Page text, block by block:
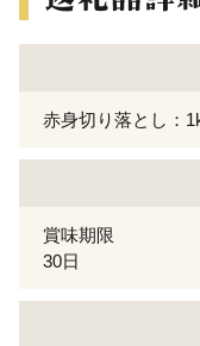
赤身切り落とし：
賞味期限
30日